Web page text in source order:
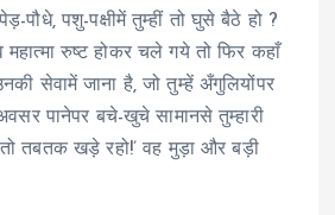
पौधे, पशु-पक्षीमें तुम्हीं तो घुसे बैठे हो ?
रुष्ट होकर चले गये तो फिर कहाँ
सेवामें जाना है, जो तुम्हें अँगुलियोंपर
पानेपर बचे-खुचे सामानसे तुम्हारी
तबतक खड़े रहो!’ वह मुड़ा और बड़ी